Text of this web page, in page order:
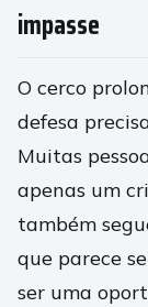
impasse
O cerco
defesa
Muitas
apenas um
também
que parece
ser uma